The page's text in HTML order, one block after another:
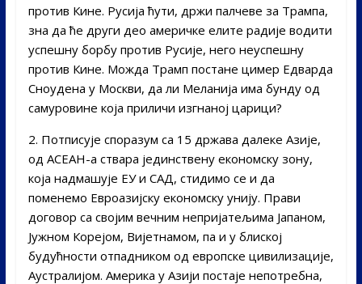
против Кине. Русија ћути, држи палчеве за Трампа,
зна да ће други део америчке елите радије водити
успешну борбу против Русије, него неуспешну
против Кине. Можда Трамп постане цимер Едварда
Сноудена у Москви, да ли Меланија има бунду од
самуровине која приличи изгнаној царици?
2. Потписује споразум са 15 држава далеке Азије,
од АСЕАН-а ствара јединствену економску зону,
која надмашује ЕУ и САД, стидимо се и да
поменемо Евроазијску економску унију. Прави
договор са својим вечним непријатељима Јапаном,
Јужном Корејом, Вијетнамом, па и у блиској
будућности отпадником од европске цивилизације,
Аустралијом. Америка у Азији постаје непотребна,